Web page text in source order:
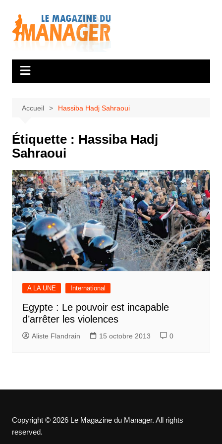
contenu
Accueil Hassiba Hadj Sahraoui
Étiquette : Hassiba Hadj
Sahraoui
A LA UNE International
Egypte : Le pouvoir est incapable
d’arrêter les violences
Aliste Flandrain 15 octobre 2013 0
Copyright © 2026 Le Magazine du Manager. All rights
reserved.